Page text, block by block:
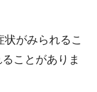
がみられるこ
ことがありま